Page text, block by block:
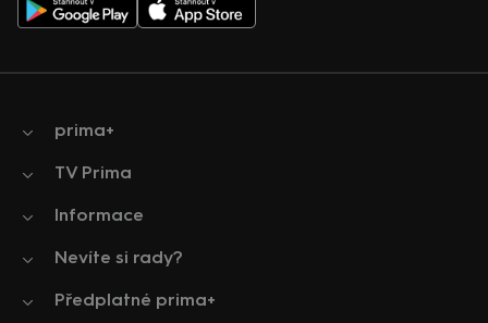
prima+
TV Prima
Informace
Nevíte si rady?
Předplatné prima+